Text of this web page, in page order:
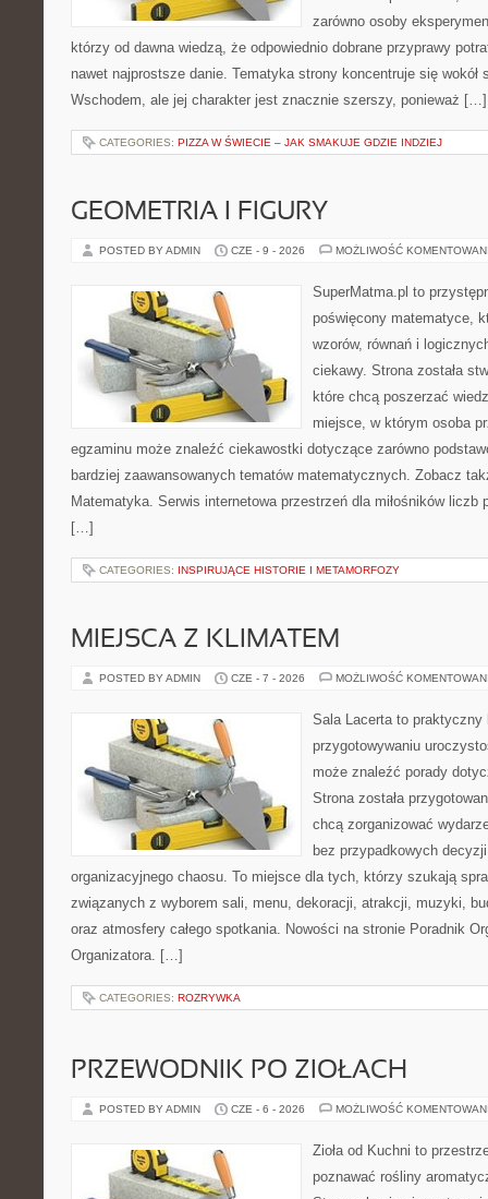
zarówno osoby
którzy od dawna wiedzą, że odpowiednio dobrane przyprawy
nawet najprostsze danie. Tematyka strony koncentruje się wokół
Wschodem, ale jej charakter jest znacznie szerszy, ponieważ […]
CATEGORIES: PIZZA W ŚWIECIE – JAK SMAKUJE GDZIE INDZIEJ
GEOMETRIA I FIGURY
POSTED BY ADMIN CZE - 9 - 2026 MOŻLIWOŚĆ
SuperMatma.pl to
poświęcony matematyce,
wzorów, równań i
ciekawy. Strona została
które chcą poszerzać
miejsce, w którym osoba
egzaminu może znaleźć ciekawostki dotyczące zarówno
bardziej zaawansowanych tematów matematycznych. Zobacz
Matematyka. Serwis internetowa przestrzeń dla miłośników liczb
[…]
CATEGORIES: INSPIRUJĄCE HISTORIE I METAMORFOZY
MIEJSCA Z KLIMATEM
POSTED BY ADMIN CZE - 7 - 2026 MOŻLIWOŚĆ
Sala Lacerta to praktyczny
przygotowywaniu
może znaleźć porady
Strona została
chcą zorganizować
bez przypadkowych
organizacyjnego chaosu. To miejsce dla tych, którzy szukają
związanych z wyborem sali, menu, dekoracji, atrakcji, muzyki,
oraz atmosfery całego spotkania. Nowości na stronie Poradnik
Organizatora. […]
CATEGORIES: ROZRYWKA
PRZEWODNIK PO ZIOŁACH
POSTED BY ADMIN CZE - 6 - 2026 MOŻLIWOŚĆ
Zioła od Kuchni to
poznawać rośliny